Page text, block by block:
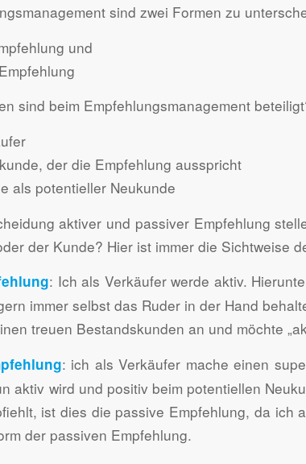
sind zwei Formen zu
und
sind beim Empfehlungsmanagement
der die Empfehlung ausspricht
als potentieller Neukunde
aktiver und passiver Empfehlung
der Kunde? Hier ist immer die Sichtweise
: Ich als Verkäufer werde aktiv.
immer selbst das Ruder in der Hand
treuen Bestandskunden an und möchte
: ich als Verkäufer mache einen
aktiv wird und positiv beim potentiellen
ist dies die passive Empfehlung, da ich
der passiven Empfehlung.